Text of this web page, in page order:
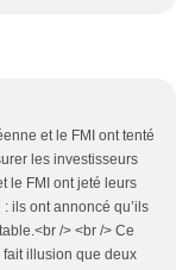
et le FMI ont tenté
les investisseurs
le FMI ont jeté leurs
ils ont annoncé qu’ils
/> <br /> Ce
illusion que deux